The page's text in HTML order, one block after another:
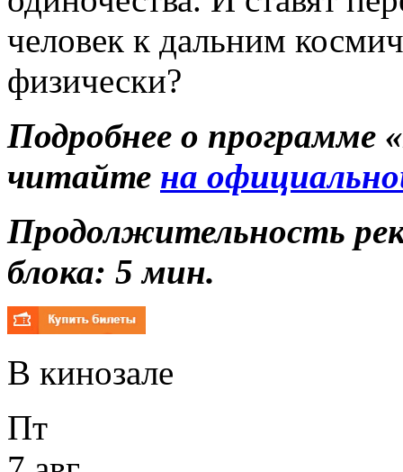
человек к дальним
физически?
Подробнее о программе
читайте на
Продолжительность
блока: 5 мин.
В кинозале
Пт